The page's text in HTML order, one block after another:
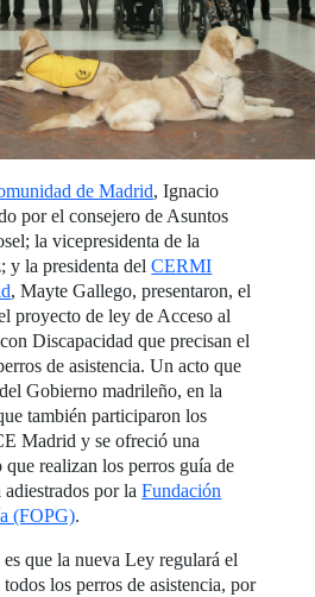
de Madrid, Ignacio
por el consejero de Asuntos
la vicepresidenta de la
y la presidenta delCERMI
, Mayte Gallego, presentaron, el
proyecto de ley de Acceso al
Discapacidad que precisan el
de asistencia. Un acto que
Gobierno madrileño, en la
también participaron los
Madrid y se ofreció una
realizan los perros guía de
adiestrados por laFundación
(FOPG).
que la nueva Ley regulará el
los perros de asistencia, por